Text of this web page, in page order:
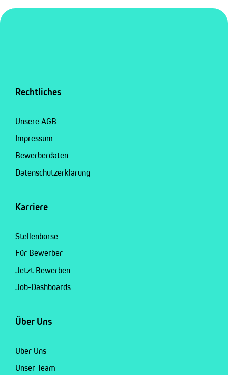
Rechtliches
Unsere AGB
Impressum
Bewerberdaten
Datenschutzerklärung
Karriere
Stellenbörse
Für Bewerber
Jetzt Bewerben
Job-Dashboards
Über Uns
Über Uns
Unser Team